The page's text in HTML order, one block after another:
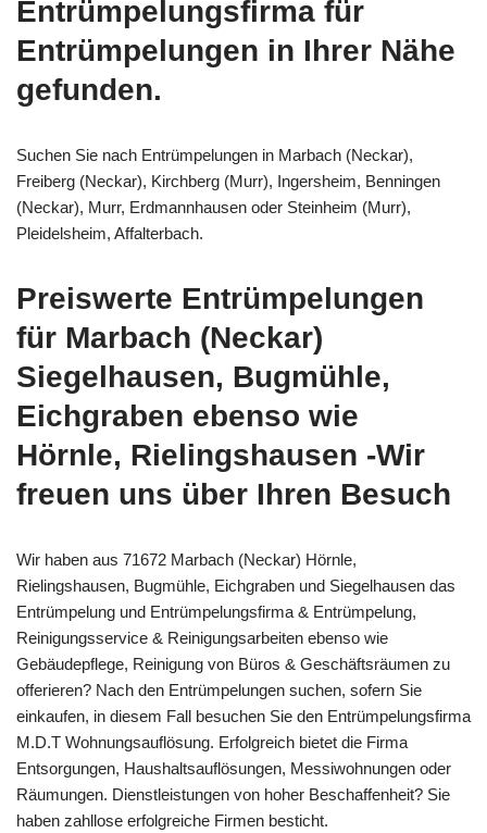
Entrümpelungsfirma für
Entrümpelungen in Ihrer Nähe
gefunden.
Suchen Sie nach Entrümpelungen in Marbach (Neckar),
Freiberg (Neckar), Kirchberg (Murr), Ingersheim, Benningen
(Neckar), Murr, Erdmannhausen oder Steinheim (Murr),
Pleidelsheim, Affalterbach.
Preiswerte Entrümpelungen
für Marbach (Neckar)
Siegelhausen, Bugmühle,
Eichgraben ebenso wie
Hörnle, Rielingshausen -Wir
freuen uns über Ihren Besuch
Wir haben aus 71672 Marbach (Neckar) Hörnle,
Rielingshausen, Bugmühle, Eichgraben und Siegelhausen das
Entrümpelung und Entrümpelungsfirma & Entrümpelung,
Reinigungsservice & Reinigungsarbeiten ebenso wie
Gebäudepflege, Reinigung von Büros & Geschäftsräumen zu
offerieren? Nach den Entrümpelungen suchen, sofern Sie
einkaufen, in diesem Fall besuchen Sie den Entrümpelungsfirma
M.D.T Wohnungsauflösung. Erfolgreich bietet die Firma
Entsorgungen, Haushaltsauflösungen, Messiwohnungen oder
Räumungen. Dienstleistungen von hoher Beschaffenheit? Sie
haben zahllose erfolgreiche Firmen besticht.